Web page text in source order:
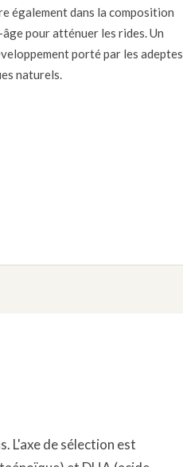
également dans la composition
pour atténuer les rides. Un
porté par les adeptes
naturels.
L'axe de sélection est